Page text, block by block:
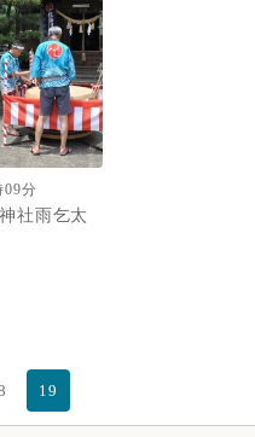
09分
社雨乞太
19